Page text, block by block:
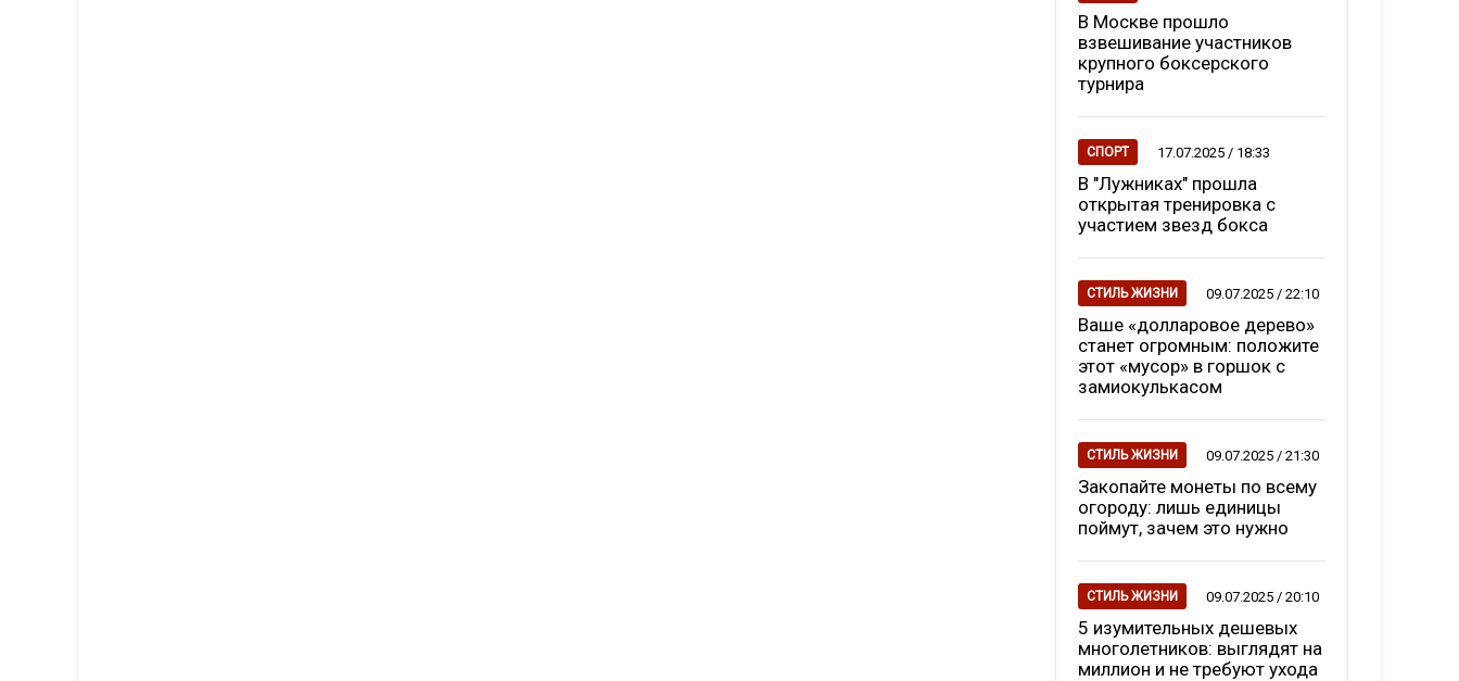
В Москве прошло
взвешивание участников
крупного боксерского
турнира
СПОРТ 17.07.2025 / 18:33
В "Лужниках" прошла
открытая тренировка с
участием звезд бокса
СТИЛЬ ЖИЗНИ 09.07.2025 / 22:10
Ваше «долларовое дерево»
станет огромным: положите
этот «мусор» в горшок с
замиокулькасом
СТИЛЬ ЖИЗНИ 09.07.2025 / 21:30
Закопайте монеты по всему
огороду: лишь единицы
поймут, зачем это нужно
СТИЛЬ ЖИЗНИ 09.07.2025 / 20:10
5 изумительных дешевых
многолетников: выглядят на
миллион и не требуют ухода